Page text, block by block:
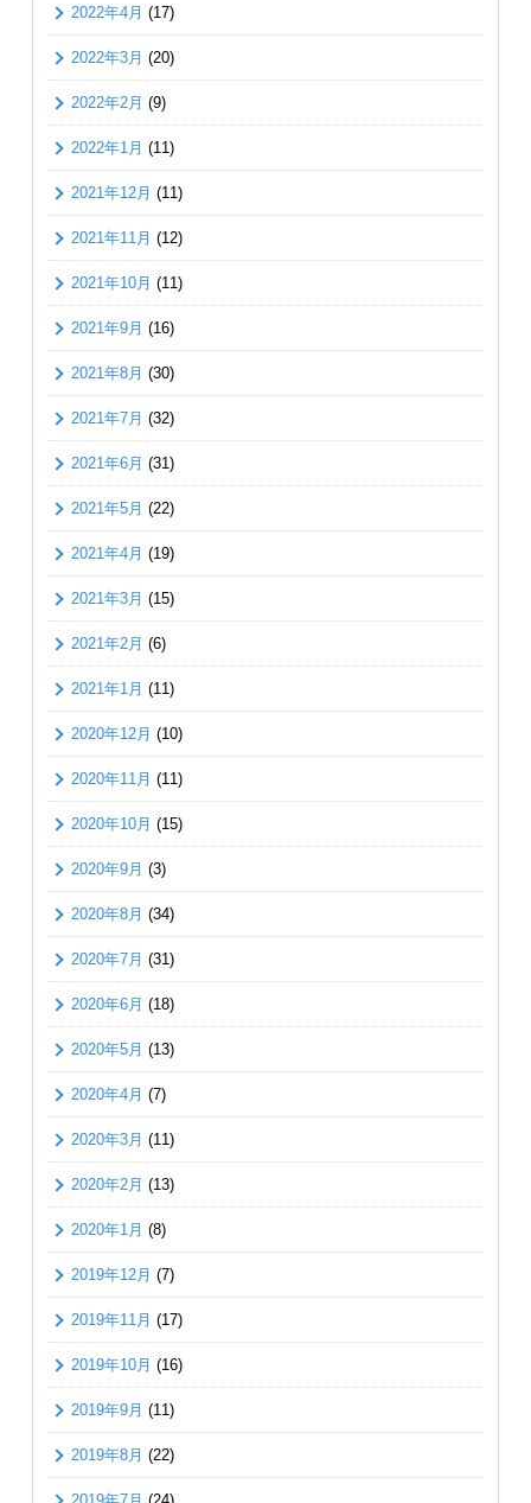
2022年4月 (17)
2022年3月 (20)
2022年2月 (9)
2022年1月 (11)
2021年12月 (11)
2021年11月 (12)
2021年10月 (11)
2021年9月 (16)
2021年8月 (30)
2021年7月 (32)
2021年6月 (31)
2021年5月 (22)
2021年4月 (19)
2021年3月 (15)
2021年2月 (6)
2021年1月 (11)
2020年12月 (10)
2020年11月 (11)
2020年10月 (15)
2020年9月 (3)
2020年8月 (34)
2020年7月 (31)
2020年6月 (18)
2020年5月 (13)
2020年4月 (7)
2020年3月 (11)
2020年2月 (13)
2020年1月 (8)
2019年12月 (7)
2019年11月 (17)
2019年10月 (16)
2019年9月 (11)
2019年8月 (22)